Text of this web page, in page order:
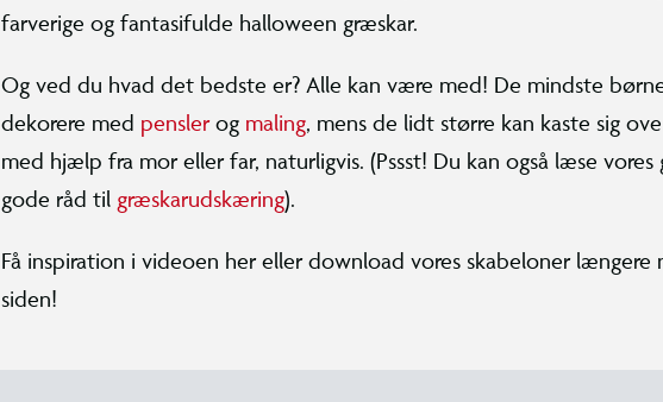
farverige og fantasifulde halloween græskar.
Og ved du hvad det bedste er? Alle kan være med! De mindste
dekorere med penslerog maling, mens de lidt større kan kaste sig
med hjælp fra mor eller far, naturligvis. (Pssst! Du kan også læse vores
gode råd til græskarudskæring).
Få inspiration i videoen her eller download vores skabeloner længere
siden!